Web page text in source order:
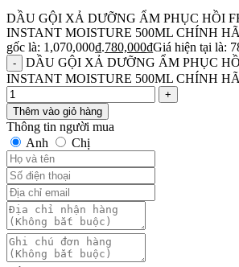
DẦU GỘI XẢ DƯỠNG ẨM PHỤC HỒI
INSTANT MOISTURE 500ML CHÍNH
gốc là: 1,070,000₫.780,000₫Giá hiện tại là:
DẦU GỘI XẢ DƯỠNG ẨM PHỤC
INSTANT MOISTURE 500ML CHÍNH
Thêm vào giỏ hàng
Thông tin người mua
Anh
Chị